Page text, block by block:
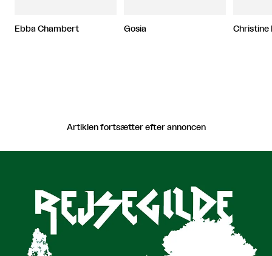
Ebba Chambert Gosia Christine
Artiklen fortsætter efter annoncen